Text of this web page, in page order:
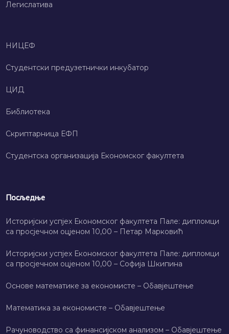
Легислатива
НИЦЕФ
Студентски предузетнички инкубатор
ЦИД
Библиотека
Скриптарница ЕФП
Студентска организација Економског факултета
Посљедње
Историјски успјех Економског факултета Пале: дипломци
са просјечном оцјеном 10,00 – Петар Марковић
Историјски успјех Економског факултета Пале: дипломци
са просјечном оцјеном 10,00 – Софија Шкипина
Основе математике за економисте – Обавјештење
Математика за економисте – Обавјештење
Рачуноводство са финансијском анализом – Обавјештење